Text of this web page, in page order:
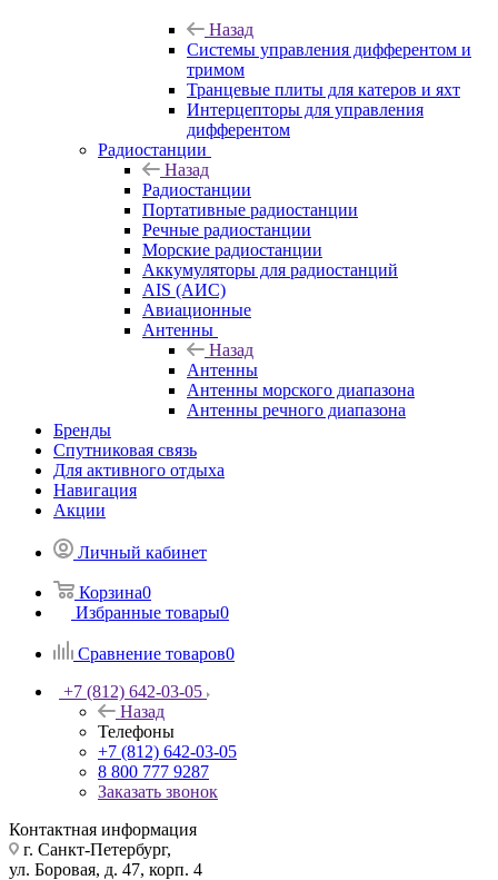
Назад
Системы управления дифферентом и
тримом
Транцевые плиты для катеров и яхт
Интерцепторы для управления
дифферентом
Радиостанции
Назад
Радиостанции
Портативные радиостанции
Речные радиостанции
Морские радиостанции
Аккумуляторы для радиостанций
AIS (АИС)
Авиационные
Антенны
Назад
Антенны
Антенны морского диапазона
Антенны речного диапазона
Бренды
Спутниковая связь
Для активного отдыха
Навигация
Акции
Личный кабинет
Корзина0
Избранные товары0
Сравнение товаров0
+7 (812) 642-03-05
Назад
Телефоны
+7 (812) 642-03-05
8 800 777 9287
Заказать звонок
Контактная информация
г. Санкт-Петербург,
ул. Боровая, д. 47, корп. 4